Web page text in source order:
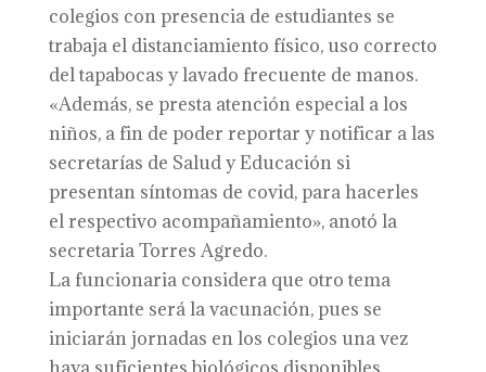
colegios con presencia de estudiantes se
trabaja el distanciamiento físico, uso correcto
del tapabocas y lavado frecuente de manos.
«Además, se presta atención especial a los
niños, a fin de poder reportar y notificar a las
secretarías de Salud y Educación si
presentan síntomas de covid, para hacerles
el respectivo acompañamiento», anotó la
secretaria Torres Agredo.
La funcionaria considera que otro tema
importante será la vacunación, pues se
iniciarán jornadas en los colegios una vez